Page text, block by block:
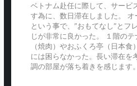
ベトナム赴任に際して、サービ
す為に、数日滞在しました。 オ
という事で、”おもてなし”とフ
じが非常に良かった。 １階の
（焼肉）やおふくろ亭（日本食
には困らなかった。長い滞在を
調の部屋が落ち着きを感じます。